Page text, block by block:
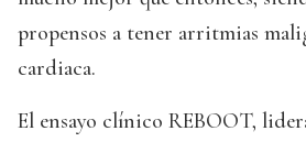
propensos a tener arritmias
cardiaca.
El ensayo clínico REBOOT,